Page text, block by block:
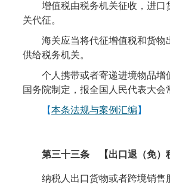
增值税由税务机关征收，进口
关代征。
海关应当将代征增值税和货物
供给税务机关。
个人携带或者寄递进境物品增
国务院制定，报全国人民代表大会
【本条法规与案例汇编 】
第三十三条 【出口退（免）
纳税人出口货物或者跨境销售